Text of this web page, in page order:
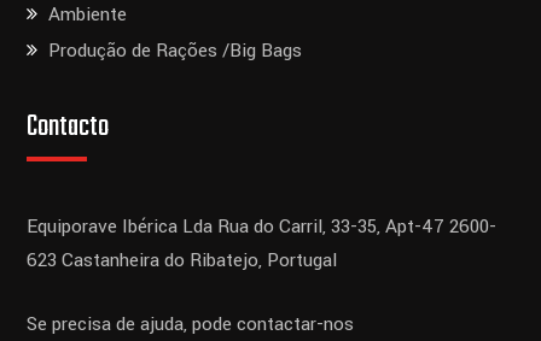
Ambiente
Produção de Rações /Big Bags
Contacto
Equiporave Ibérica LdaRua do Carril, 33-35, Apt-47 2600-
623 Castanheira do Ribatejo, Portugal
Se precisa de ajuda, pode contactar-nos